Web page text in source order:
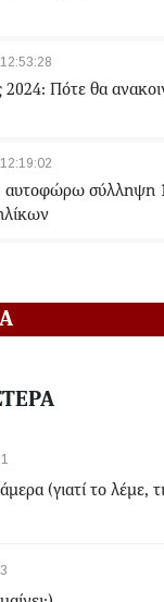
2024: Πότε θα
αυτοφώρω σύλληψη
του
σε
ανοιχτά της
(γιατί το λέμε,